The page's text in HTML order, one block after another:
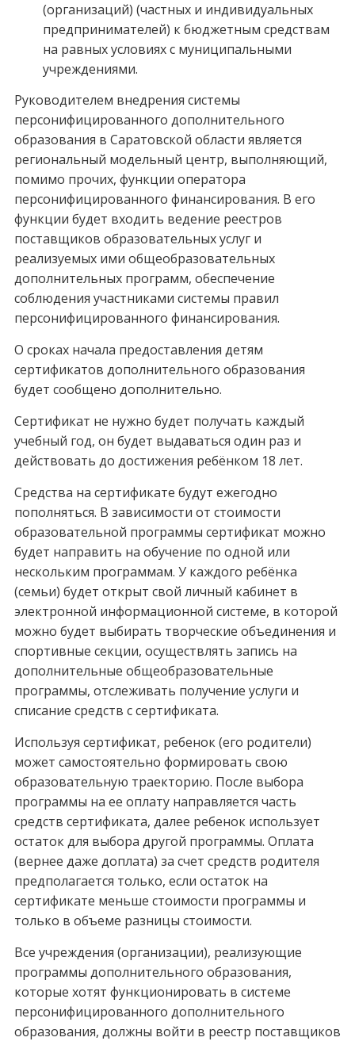
(организаций) (частных и индивидуальных
предпринимателей) к бюджетным средствам
на равных условиях с муниципальными
учреждениями.
Руководителем внедрения системы
персонифицированного дополнительного
образования в Саратовской области является
региональный модельный центр, выполняющий,
помимо прочих, функции оператора
персонифицированного финансирования. В его
функции будет входить ведение реестров
поставщиков образовательных услуг и
реализуемых ими общеобразовательных
дополнительных программ, обеспечение
соблюдения участниками системы правил
персонифицированного финансирования.
О сроках начала предоставления детям
сертификатов дополнительного образования
будет сообщено дополнительно.
Сертификат не нужно будет получать каждый
учебный год, он будет выдаваться один раз и
действовать до достижения ребёнком 18 лет.
Средства на сертификате будут ежегодно
пополняться. В зависимости от стоимости
образовательной программы сертификат можно
будет направить на обучение по одной или
нескольким программам. У каждого ребёнка
(семьи) будет открыт свой личный кабинет в
электронной информационной системе, в которой
можно будет выбирать творческие объединения и
спортивные секции, осуществлять запись на
дополнительные общеобразовательные
программы, отслеживать получение услуги и
списание средств с сертификата.
Используя сертификат, ребенок (его родители)
может самостоятельно формировать свою
образовательную траекторию. После выбора
программы на ее оплату направляется часть
средств сертификата, далее ребенок использует
остаток для выбора другой программы. Оплата
(вернее даже доплата) за счет средств родителя
предполагается только, если остаток на
сертификате меньше стоимости программы и
только в объеме разницы стоимости.
Все учреждения (организации), реализующие
программы дополнительного образования,
которые хотят функционировать в системе
персонифицированного дополнительного
образования, должны войти в реестр поставщиков